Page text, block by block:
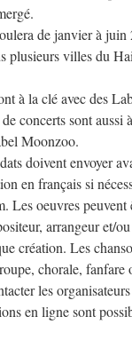
de janvier à
plusieurs villes du
à la clé avec des
concerts sont
Moonzoo.
doivent envoyer
en français si
Les oeuvres
arrangeur et/
création. Les
chorale, fanfare
les
en ligne sont